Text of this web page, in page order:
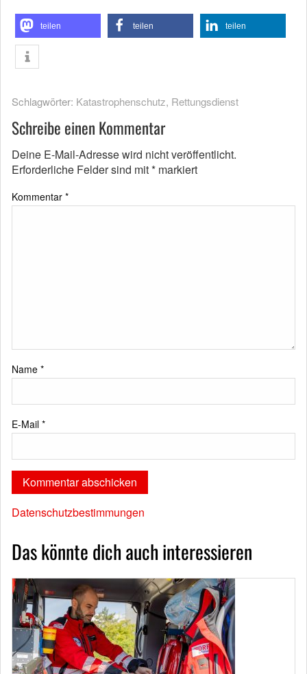
teilen teilen teilen
Schlagwörter: Katastrophenschutz, Rettungsdienst
Schreibe einen Kommentar
Deine E-Mail-Adresse wird nicht veröffentlicht.
Erforderliche Felder sind mit* markiert
Kommentar *
Name *
E-Mail *
Datenschutzbestimmungen
Das könnte dich auch interessieren